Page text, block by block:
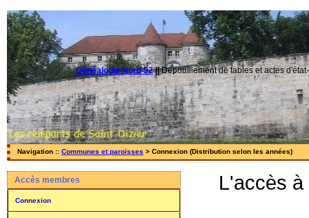
Généalogie Nord 52||Dépouillement de tables et actes
Navigation :: Communes et paroisses > Connexion (Distribution selon les années)
Accès membres
Connexion
L'accès